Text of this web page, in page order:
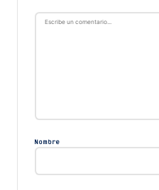
Nombre